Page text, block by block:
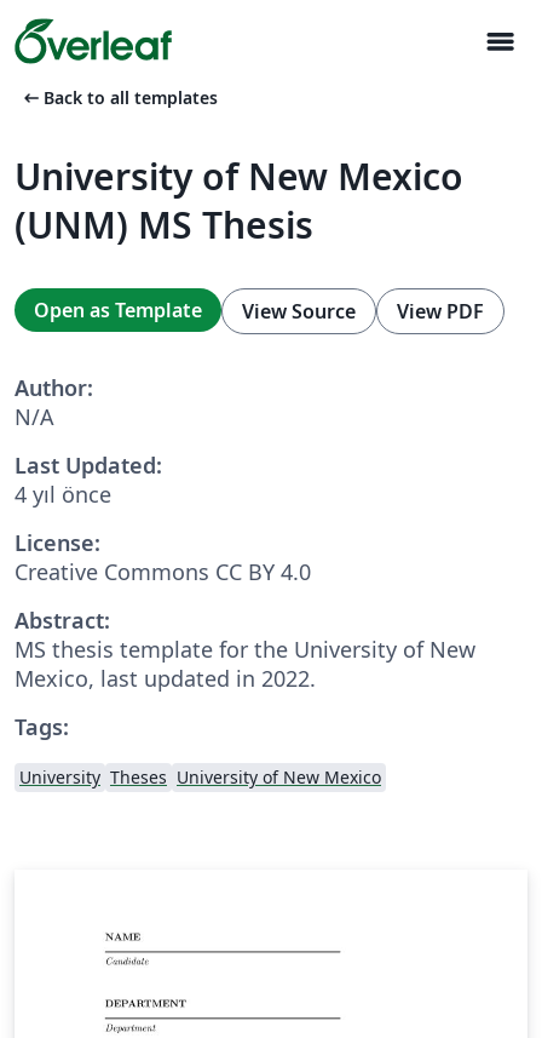
menu
arrow_left_alt Back to all templates
University of New Mexico
(UNM) MS Thesis
Open as Template View Source View PDF
Author:
N/A
Last Updated:
4 yıl önce
License:
Creative Commons CC BY 4.0
Abstract:
MS thesis template for the University of New
Mexico, last updated in 2022.
Tags:
University Theses University of New Mexico